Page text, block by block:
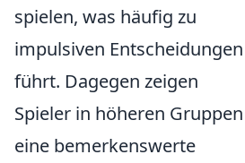
spielen, was häufig zu
impulsiven Entscheidungen
führt. Dagegen zeigen
Spieler in höheren Gruppen
eine bemerkenswerte